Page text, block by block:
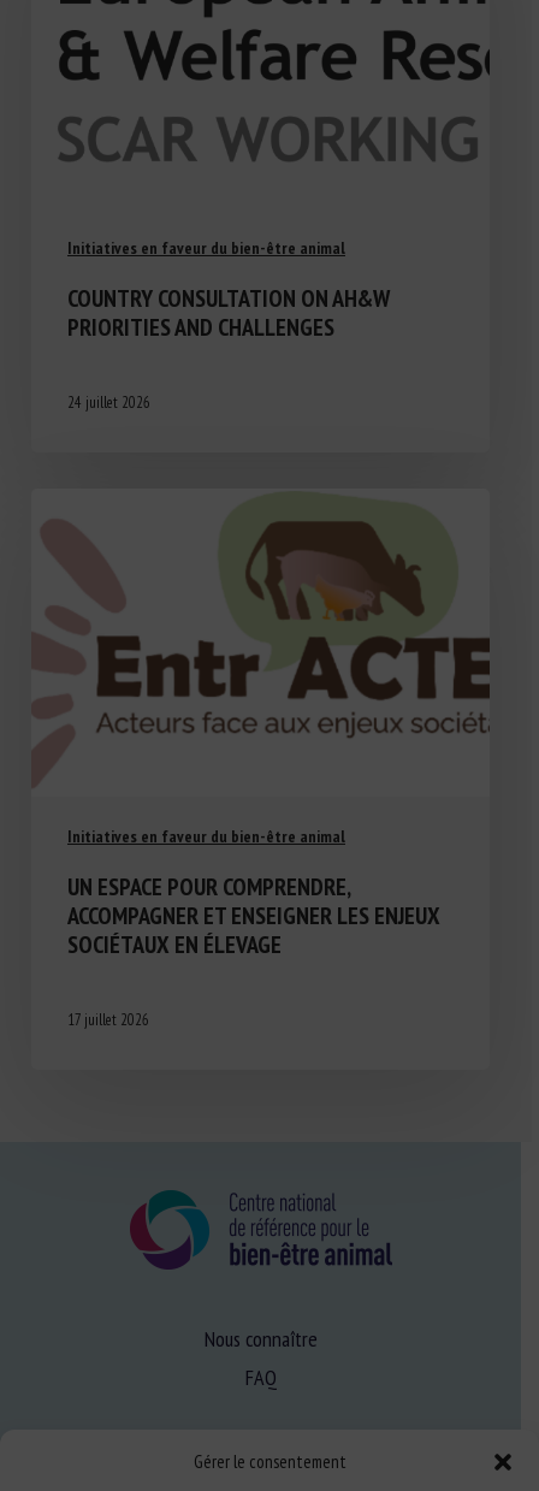
Gérer le consentement
Initiatives en faveur du bien-être animal
COUNTRY CONSULTATION ON AH&W
PRIORITIES AND CHALLENGES
24 juillet 2026
Initiatives en faveur du bien-être animal
UN ESPACE POUR COMPRENDRE,
ACCOMPAGNER ET ENSEIGNER LES ENJEUX
SOCIÉTAUX EN ÉLEVAGE
17 juillet 2026
Nous connaître
FAQ
Expertise